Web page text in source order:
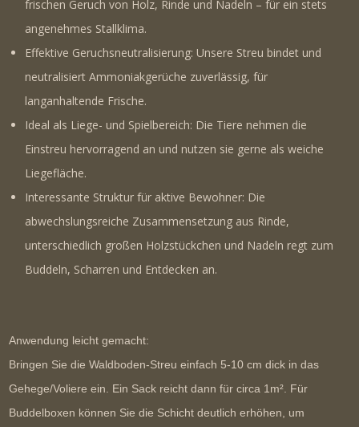
frischen Geruch von Holz, Rinde und Nadeln – für ein stets
angenehmes Stallklima.
Effektive Geruchsneutralisierung: Unsere Streu bindet und
neutralisiert Ammoniakgerüche zuverlässig, für
langanhaltende Frische.
Ideal als Liege- und Spielbereich: Die Tiere nehmen die
Einstreu hervorragend an und nutzen sie gerne als weiche
Liegefläche.
Interessante Struktur für aktive Bewohner: Die
abwechslungsreiche Zusammensetzung aus Rinde,
unterschiedlich großen Holzstückchen und Nadeln regt zum
Buddeln, Scharren und Entdecken an.
Anwendung leicht gemacht:
Bringen Sie die Waldboden-Streu einfach 5-10 cm dick in das
Gehege/Voliere ein. Ein Sack reicht dann für circa 1m². Für
Buddelboxen können Sie die Schicht deutlich erhöhen, um